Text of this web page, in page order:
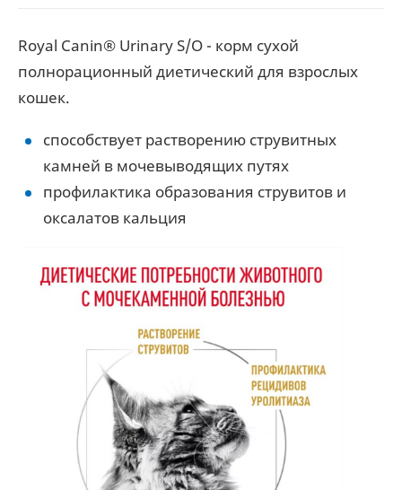
Royal Canin® Urinary S/O - корм сухой
полнорационный диетический для взрослых
кошек.
способствует растворению струвитных
камней в мочевыводящих путях
профилактика образования струвитов и
оксалатов кальция